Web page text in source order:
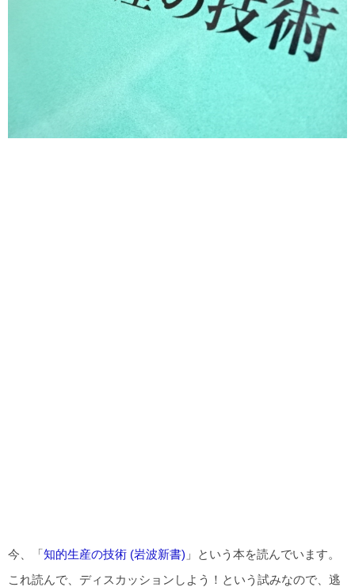
今、「知的生産の技術 (岩波新書) 」という本を読んでいます。
これ読んで、ディスカッションしよう！という試みなので、逃